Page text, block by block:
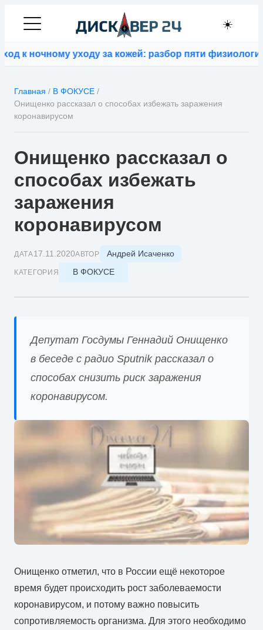
☀️
к ночному уходу за кожей: разбор пяти
Главная / В ФОКУСЕ /
Онищенко рассказал о способах избежать заражения
коронавирусом
Онищенко рассказал о
способах избежать
заражения
коронавирусом
ДАТА17.11.2020АВТОР Андрей Исаченко
КАТЕГОРИЯ В ФОКУСЕ
Депутат Госдумы Геннадий Онищенко
в беседе с радио Sputnik рассказал о
способах снизить риск заражения
коронавирусом.
Онищенко отметил, что в России ещё некоторое
время будет происходить рост заболеваемости
коронавирусом, и потому важно повысить
сопротивляемость организма. Для этого необходимо